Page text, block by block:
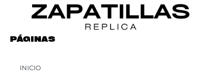
PÁGINAS
INICIO